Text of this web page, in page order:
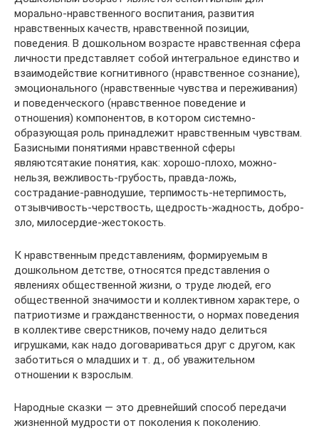
морально-нравственного воспитания, развития
нравственных качеств, нравственной позиции,
поведения. В дошкольном возрасте нравственная сфера
личности представляет собой интегральное единство и
взаимодействие когнитивного (нравственное сознание),
эмоционального (нравственные чувства и переживания)
и поведенческого (нравственное поведение и
отношения) компонентов, в котором системно-
образующая роль принадлежит нравственным чувствам.
Базисными понятиями нравственной сферы
являютсятакие понятия, как: хорошо-плохо, можно-
нельзя, вежливость-грубость, правда-ложь,
сострадание-равнодушие, терпимость-нетерпимость,
отзывчивость-черствость, щедрость-жадность, добро-
зло, милосердие-жестокость.
К нравственным представлениям, формируемым в
дошкольном детстве, относятся представления о
явлениях общественной жизни, о труде людей, его
общественной значимости и коллективном характере, о
патриотизме и гражданственности, о нормах поведения
в коллективе сверстников, почему надо делиться
игрушками, как надо договариваться друг с другом, как
заботиться о младших и т. д., об уважительном
отношении к взрослым.
Народные сказки — это древнейший способ передачи
жизненной мудрости от поколения к поколению.